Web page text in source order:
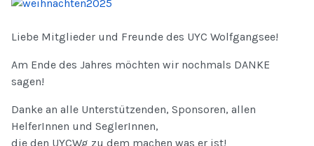
Liebe Mitglieder und Freunde des UYC Wolfgangsee!
Am Ende des Jahres möchten wir nochmals DANKE
sagen!
Danke an alle Unterstützenden, Sponsoren, allen
HelferInnen und SeglerInnen,
die den UYCWg zu dem machen was er ist!